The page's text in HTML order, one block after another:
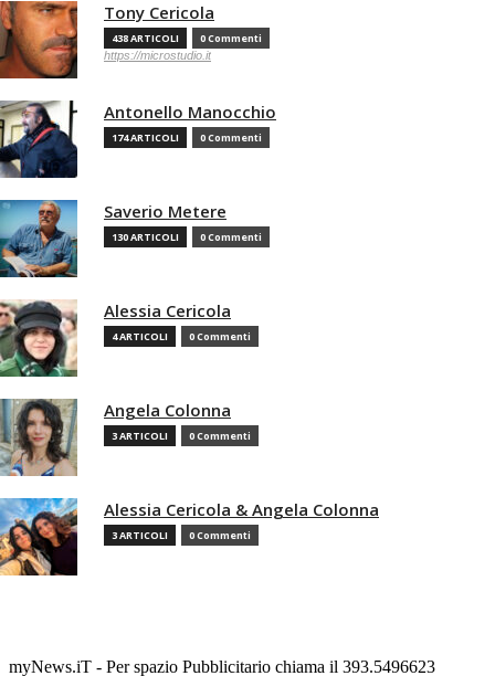
Tony Cericola
438 ARTICOLI 0 Commenti
https://microstudio.it
Antonello Manocchio
174 ARTICOLI 0 Commenti
Saverio Metere
130 ARTICOLI 0 Commenti
Alessia Cericola
4 ARTICOLI 0 Commenti
Angela Colonna
3 ARTICOLI 0 Commenti
Alessia Cericola & Angela Colonna
3 ARTICOLI 0 Commenti
myNews.iT - Per spazio Pubblicitario chiama il 393.5496623